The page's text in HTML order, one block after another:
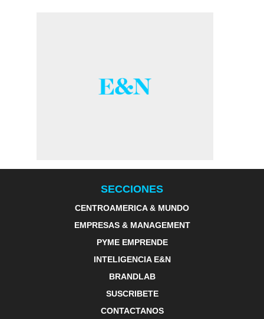
SECCIONES
CENTROAMERICA & MUNDO
EMPRESAS & MANAGEMENT
PYME EMPRENDE
INTELIGENCIA E&N
BRANDLAB
SUSCRIBETE
CONTACTANOS